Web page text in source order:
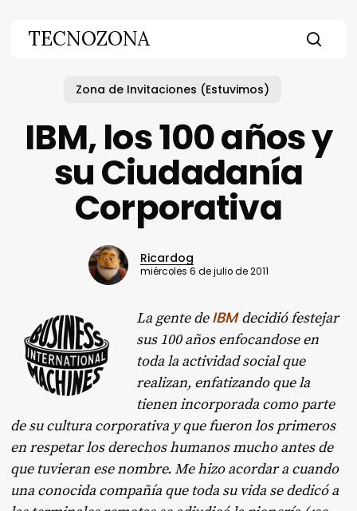
TECNOZONA
Zona de Invitaciones (Estuvimos)
IBM, los 100 años y
su Ciudadanía
Corporativa
Ricardog
miércoles 6 de julio de 2011
La gente deIBMdecidió festejar
sus 100 años enfocandose en
toda la actividad social que
realizan, enfatizando que la
tienen incorporada como parte
de su cultura corporativa y que fueron los primeros
en respetar los derechos humanos mucho antes de
que tuvieran ese nombre. Me hizo acordar a cuando
una conocida compañía que toda su vida se dedicó a